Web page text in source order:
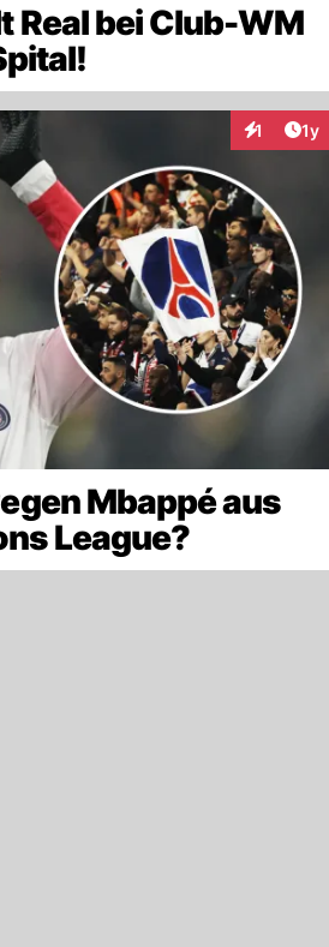
Real bei Club-WM
1 1y
Mbappé aus
League?